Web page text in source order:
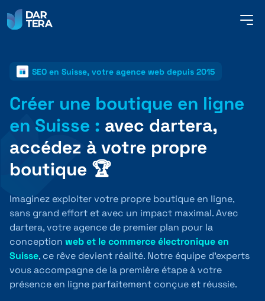
SERVICES
RÉFÉRENCES
À PROPOS DE NOUS
CONTACT
FRANÇAIS
SEO en Suisse, votre agence web depuis 2015
Créer une boutique en ligne
en Suisse : avec dartera,
accédez à votre propre
boutique 🏆
Imaginez exploiter votre propre boutique en ligne,
sans grand effort et avec un impact maximal. Avec
dartera, votre agence de premier plan pour la
conception web et le commerce électronique en
Suisse, ce rêve devient réalité. Notre équipe d’experts
vous accompagne de la première étape à votre
présence en ligne parfaitement conçue et réussie.